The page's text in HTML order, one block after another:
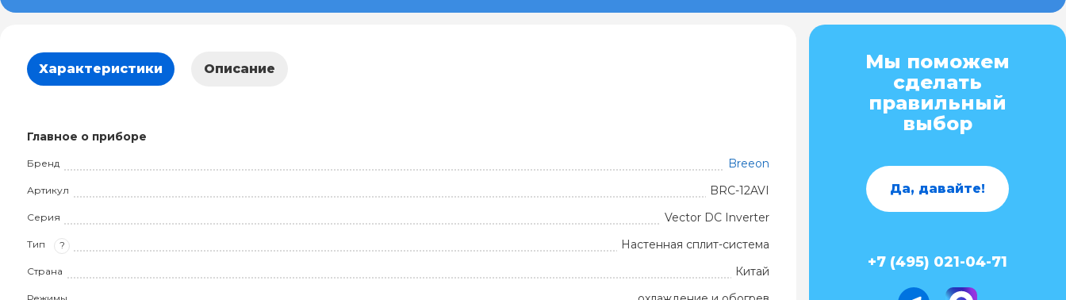
Характеристики Описание
Главное о приборе
Бренд Breeon
Артикул BRC-12AVI
Серия Vector DC Inverter
Тип ? Настенная сплит-система
Страна Китай
Мы поможем
сделать
правильный
выбор
Да, давайте!
+7 (495) 021-04-71